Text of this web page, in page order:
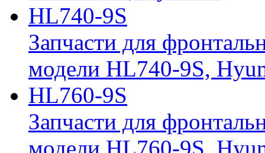
HL740-9S
Запчасти для
модели HL740-9S,
HL760-9S
Запчасти для
модели HL760-9S,